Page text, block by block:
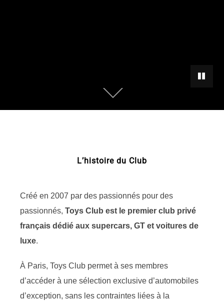
Descendre
au
L’histoire du Club
Créé en 2007 par des passionnés pour des
passionnés, Toys Club est le premier club privé
français dédié aux supercars, GT et voitures de
luxe.
À Paris, Toys Club permet à ses membres
d’accéder à une sélection exclusive d’automobiles
d’exception, sans les contraintes liées à la